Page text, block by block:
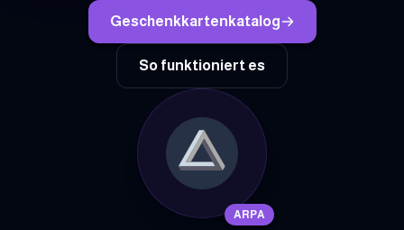
Geschenkkartenkatalog
So funktioniert es
ARPA